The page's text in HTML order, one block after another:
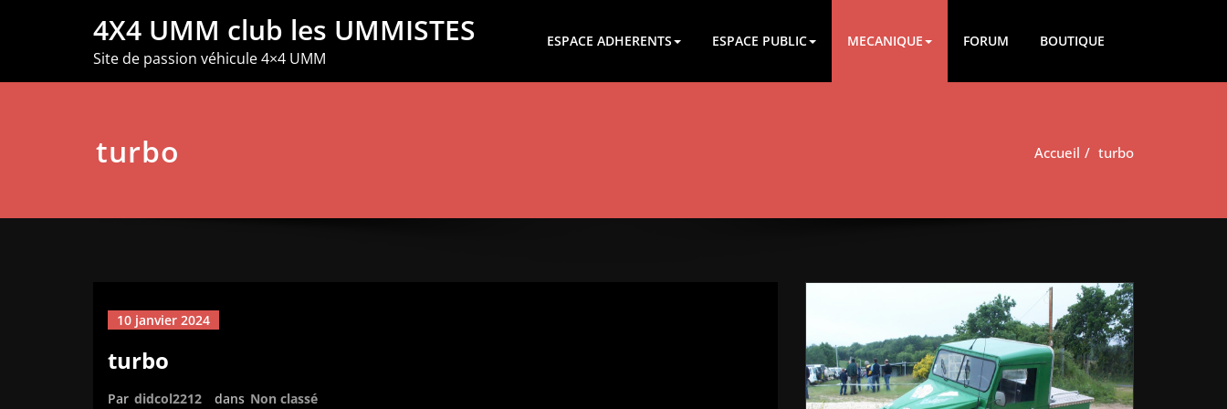
4X4 UMM club les UMMISTES
Site de passion véhicule 4×4 UMM
ESPACE ADHERENTS ESPACE PUBLIC MECANIQUE FORUM BOUTIQUE
turbo Accueil turbo
10 janvier 2024
turbo
Par didcol2212 dans Non classé